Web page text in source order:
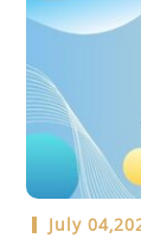
July